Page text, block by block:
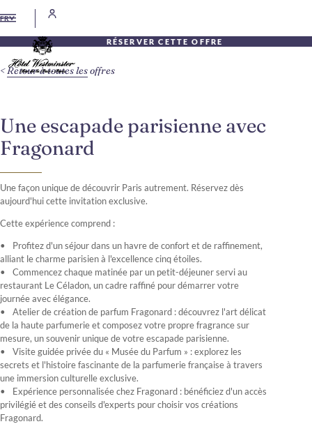
FR
RÉSERVER CETTE OFFRE
Une escapade parisienne avec
Fragonard
Une façon unique de découvrir Paris autrement. Réservez dès
aujourd'hui cette invitation exclusive.
Cette expérience comprend :
Profitez d'un séjour dans un havre de confort et de raffinement,
alliant le charme parisien à l'excellence cinq étoiles.
Commencez chaque matinée par un petit-déjeuner servi au
restaurant Le Céladon, un cadre raffiné pour démarrer votre
journée avec élégance.
Atelier de création de parfum Fragonard : découvrez l'art délicat
de la haute parfumerie et composez votre propre fragrance sur
mesure, un souvenir unique de votre escapade parisienne.
Visite guidée privée du « Musée du Parfum » : explorez les
secrets et l'histoire fascinante de la parfumerie française à travers
une immersion culturelle exclusive.
Expérience personnalisée chez Fragonard : bénéficiez d'un accès
privilégié et des conseils d'experts pour choisir vos créations
Fragonard.
Retour à toutes les offres